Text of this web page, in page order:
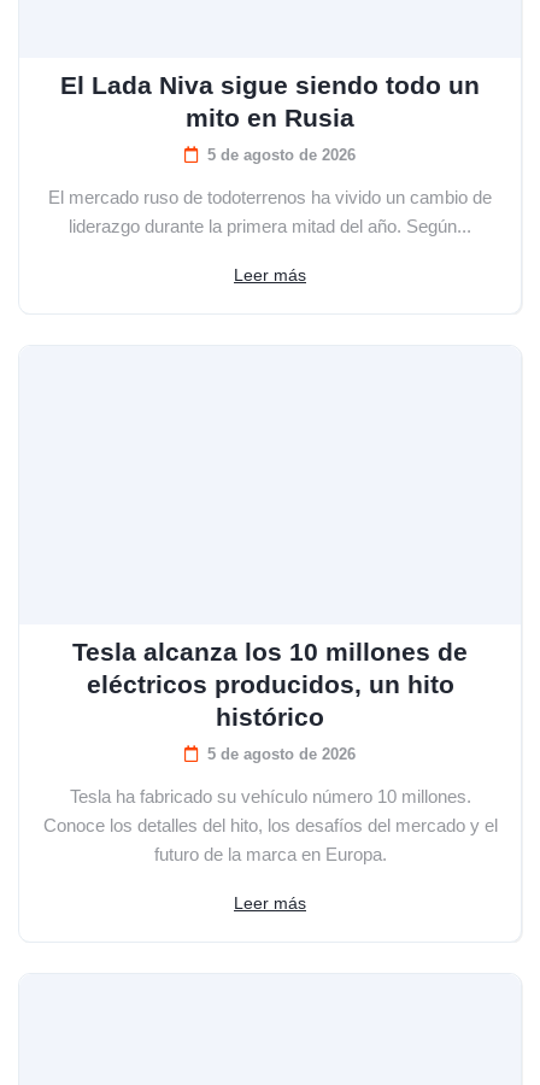
El Lada Niva sigue siendo todo un
mito en Rusia
5 de agosto de 2026
El mercado ruso de todoterrenos ha vivido un cambio de
liderazgo durante la primera mitad del año. Según...
Leer más
Tesla alcanza los 10 millones de
eléctricos producidos, un hito
histórico
5 de agosto de 2026
Tesla ha fabricado su vehículo número 10 millones.
Conoce los detalles del hito, los desafíos del mercado y el
futuro de la marca en Europa.
Leer más